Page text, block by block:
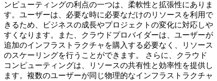
ンピューティングの利点の一つは、柔軟性と拡張性にありま
す。ユーザーは、必要な時に必要なだけのリソースを利用で
きるため、ビジネスの成長やプロジェクトの変化に対応しや
すくなります。また、クラウドプロバイダーは、ユーザーが
追加のインフラストラクチャを購入する必要なく、リソース
のスケーリングを行うことができます。 さらに、クラウド
コンピューティングは、リソースの共有性と効率性を提供し
ます。複数のユーザーが同じ物理的なインフラストラクチャ